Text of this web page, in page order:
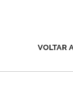
VOLTAR